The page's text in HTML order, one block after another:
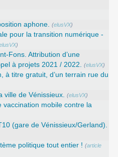
aphone. (elusVX)
pour la transition numérique -
)
Fons. Attribution d’une
à projets 2021 / 2022. (elusVX)
à titre gratuit, d’un terrain rue du
ville de Vénissieux. (elusVX)
vaccination mobile contre la
(gare de Vénissieux/Gerland).
politique tout entier ! (article